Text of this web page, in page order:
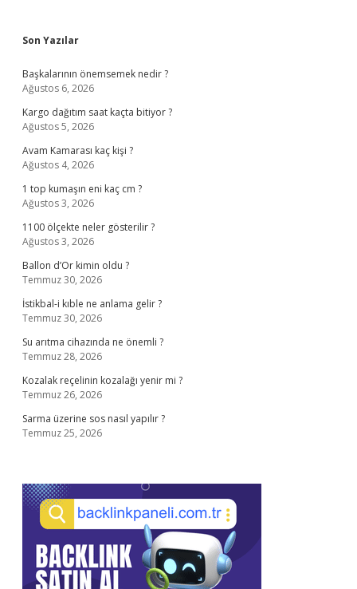
Sidebar
Son Yazılar
Başkalarının önemsemek nedir ?
Ağustos 6, 2026
Kargo dağıtım saat kaçta bitiyor ?
Ağustos 5, 2026
Avam Kamarası kaç kişi ?
Ağustos 4, 2026
1 top kumaşın eni kaç cm ?
Ağustos 3, 2026
1100 ölçekte neler gösterilir ?
Ağustos 3, 2026
Ballon d’Or kimin oldu ?
Temmuz 30, 2026
İstikbal-i kıble ne anlama gelir ?
Temmuz 30, 2026
Su arıtma cihazında ne önemli ?
Temmuz 28, 2026
Kozalak reçelinin kozalağı yenir mi ?
Temmuz 26, 2026
Sarma üzerine sos nasıl yapılır ?
Temmuz 25, 2026